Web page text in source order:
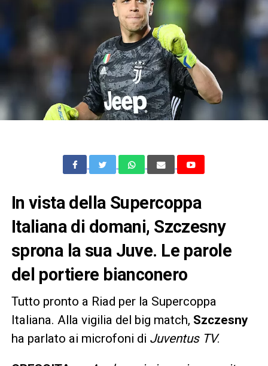
In vista della Supercoppa
Italiana di domani, Szczesny
sprona la sua Juve. Le parole
del portiere bianconero
Tutto pronto a Riad per la Supercoppa
Italiana. Alla vigilia del big match, Szczesny
ha parlato ai microfoni di Juventus TV.